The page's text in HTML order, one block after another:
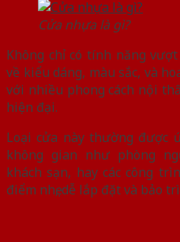
Cửa nhựa là gì?
Không chỉ có tính năng
về kiểu dáng, màu sắc, và
với nhiều phong cách nội
hiện đại.
Loại cửa này thường được
không gian như phòng
khách sạn, hay các công
điểm nhẹ, dễ lắp đặt và bảo